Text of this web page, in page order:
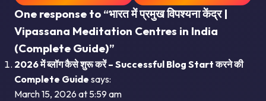
One response to “भारत में प्रमुख विपश्यना केंद्र |
Vipassana Meditation Centres in India
(Complete Guide)”
2026 में ब्लॉग कैसे शुरू करें – Successful Blog Start करने की
Complete Guide says:
March 15, 2026 at 5:59 am